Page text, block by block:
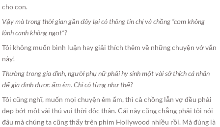
cho con.
Vậy mà trong thời gian gần đây lại có thông tin chị và chồng “cơm không
lành canh không ngọt”?
Tôi không muốn bình luận hay giải thích thêm về những chuyện vớ vẩn
này!
Thường trong gia đình, người phụ nữ phải hy sinh một vài sở thích cá nhân
để gia đình được ấm êm. Chị có từng như thế?
Tôi cũng nghĩ, muốn mọi chuyện êm ấm, thì cả chồng lẫn vợ đều phải
dẹp bớt một vài thú vui thời độc thân. Cái này cũng chẳng phải tôi nói
đâu mà chúng ta cũng thấy trên phim Hollywood nhiều rồi. Mà đúng là